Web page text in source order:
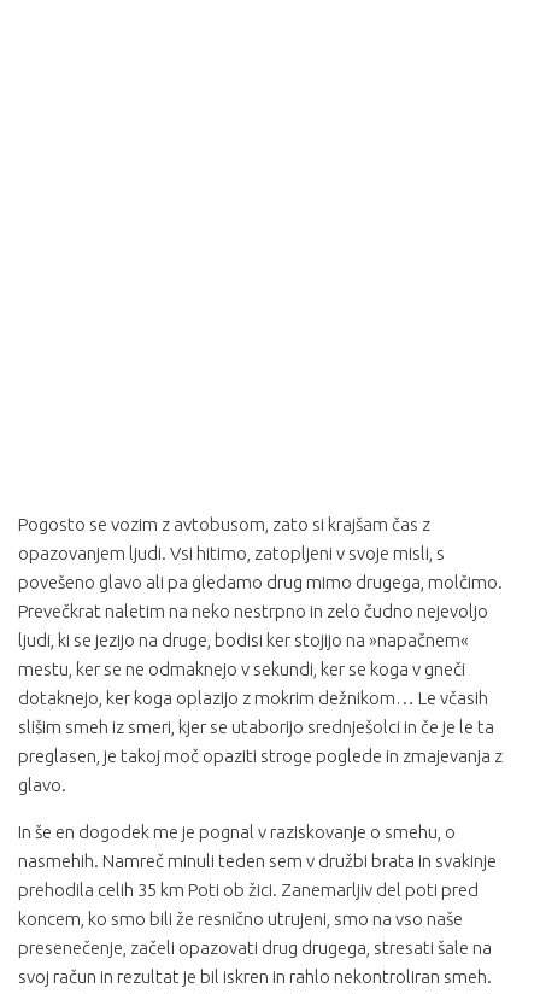
Pogosto se vozim z avtobusom, zato si krajšam čas z
opazovanjem ljudi. Vsi hitimo, zatopljeni v svoje misli, s
povešeno glavo ali pa gledamo drug mimo drugega, molčimo.
Prevečkrat naletim na neko nestrpno in zelo čudno nejevoljo
ljudi, ki se jezijo na druge, bodisi ker stojijo na »napačnem«
mestu, ker se ne odmaknejo v sekundi, ker se koga v gneči
dotaknejo, ker koga oplazijo z mokrim dežnikom… Le včasih
slišim smeh iz smeri, kjer se utaborijo srednješolci in če je le ta
preglasen, je takoj moč opaziti stroge poglede in zmajevanja z
glavo.
In še en dogodek me je pognal v raziskovanje o smehu, o
nasmehih. Namreč minuli teden sem v družbi brata in svakinje
prehodila celih 35 km Poti ob žici. Zanemarljiv del poti pred
koncem, ko smo bili že resnično utrujeni, smo na vso naše
presenečenje, začeli opazovati drug drugega, stresati šale na
svoj račun in rezultat je bil iskren in rahlo nekontroliran smeh.